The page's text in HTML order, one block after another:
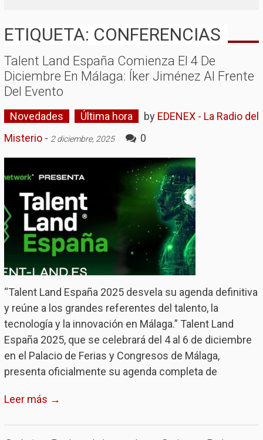
ETIQUETA: CONFERENCIAS
Talent Land España Comienza El 4 De
Diciembre En Málaga: Íker Jiménez Al Frente
Del Evento
Novedades Última hora by EDENEX - La Radio del
Misterio- 2 diciembre, 2025 0
“Talent Land España 2025 desvela su agenda definitiva
y reúne a los grandes referentes del talento, la
tecnología y la innovación en Málaga.” Talent Land
España 2025, que se celebrará del 4 al 6 de diciembre
en el Palacio de Ferias y Congresos de Málaga,
presenta oficialmente su agenda completa de
Leer más →